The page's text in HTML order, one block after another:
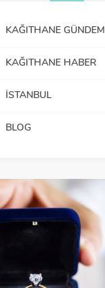
KAĞITHANE GÜNDEM
KAĞITHANE HABER
İSTANBUL
BLOG